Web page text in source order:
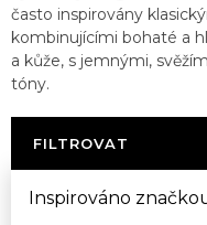
často inspirovány
kombinujícími bohaté a
a kůže, s jemnými,
tóny.
FILTROVAT
Inspirováno